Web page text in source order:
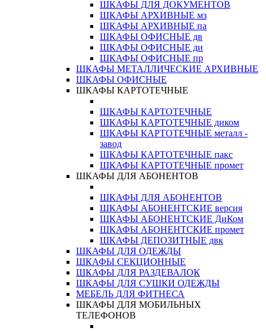
ШКАФЫ ДЛЯ ДОКУМЕНТОВ
ШКАФЫ АРХИВНЫЕ мз
ШКАФЫ АРХИВНЫЕ па
ШКАФЫ ОФИСНЫЕ дв
ШКАФЫ ОФИСНЫЕ ди
ШКАФЫ ОФИСНЫЕ пр
ШКАФЫ МЕТАЛЛИЧЕСКИЕ АРХИВНЫЕ
ШКАФЫ ОФИСНЫЕ
ШКАФЫ КАРТОТЕЧНЫЕ
ШКАФЫ КАРТОТЕЧНЫЕ
ШКАФЫ КАРТОТЕЧНЫЕ диком
ШКАФЫ КАРТОТЕЧНЫЕ металл -
завод
ШКАФЫ КАРТОТЕЧНЫЕ пакс
ШКАФЫ КАРТОТЕЧНЫЕ промет
ШКАФЫ ДЛЯ АБОНЕНТОВ
ШКАФЫ ДЛЯ АБОНЕНТОВ
ШКАФЫ АБОНЕНТСКИЕ версия
ШКАФЫ АБОНЕНТСКИЕ ДиКом
ШКАФЫ АБОНЕНТСКИЕ промет
ШКАФЫ ДЕПОЗИТНЫЕ двк
ШКАФЫ ДЛЯ ОДЕЖДЫ
ШКАФЫ СЕКЦИОННЫЕ
ШКАФЫ ДЛЯ РАЗДЕВАЛОК
ШКАФЫ ДЛЯ СУШКИ ОДЕЖДЫ
МЕБЕЛЬ ДЛЯ ФИТНЕСА
ШКАФЫ ДЛЯ МОБИЛЬНЫХ
ТЕЛЕФОНОВ